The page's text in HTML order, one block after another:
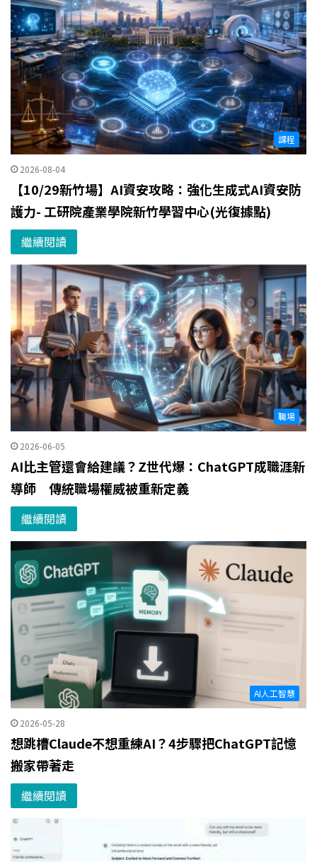
課程
2026-08-04
【10/29新竹場】AI資安攻略：強化生成式AI資安防
護力- 工研院產業學院新竹學習中心(光復據點)
繼續閱讀
職場
2026-06-05
AI比主管還會給建議？Z世代爆：ChatGPT成職涯新
導師 傳統職場權威被重新定義
繼續閱讀
AI人工智慧
2026-05-28
想跳槽Claude不想重練AI？4步驟把ChatGPT記憶
搬家帶著走
繼續閱讀